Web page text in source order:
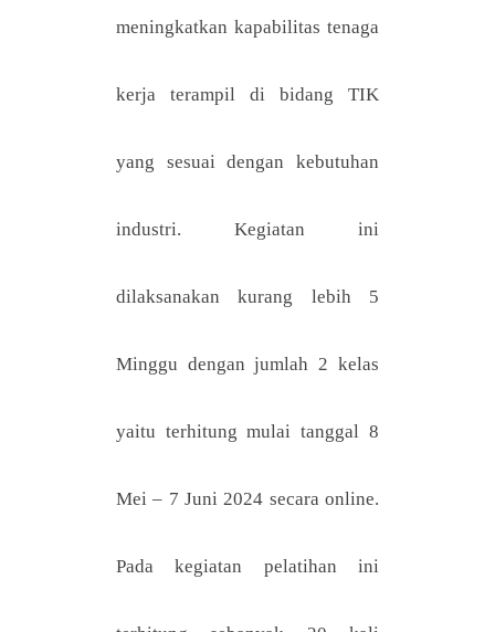
meningkatkan kapabilitas tenaga
kerja terampil di bidang TIK
yang sesuai dengan kebutuhan
industri. Kegiatan ini
dilaksanakan kurang lebih 5
Minggu dengan jumlah 2 kelas
yaitu terhitung mulai tanggal 8
Mei – 7 Juni 2024 secara online.
Pada kegiatan pelatihan ini